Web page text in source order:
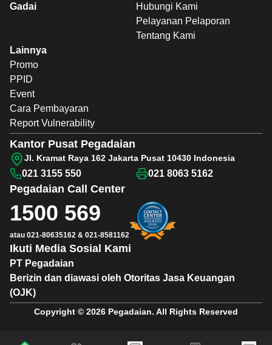
Gadai
Hubungi Kami
Pelayanan Pelaporan
Tentang Kami
Lainnya
Promo
PPID
Event
Cara Pembayaran
Report Vulnerability
PT Pegadaian
Berizin dan diawasi oleh Otoritas Jasa Keuangan
(OJK)
Ikuti Media Sosial Kami
Pegadaian Call Center
1500 569
atau 021-80635162 & 021-8581162
Kantor Pusat Pegadaian
Jl. Kramat Raya 162 Jakarta Pusat 10430 Indonesia
021 3155 550 021 8063 5162
Copyright © 2026 Pegadaian. All Rights Reserved